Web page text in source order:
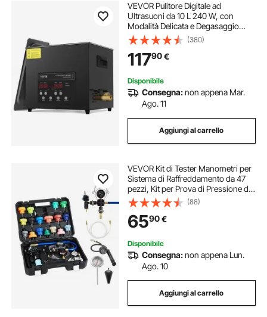
VEVOR Pulitore Digitale ad
Ultrasuoni da 10 L 240 W, con
Modalità Delicata e Degasaggio
Migliorato, Pulitore ad Ultrasuoni
Industriale 40 kHz con Riscaldatore
Timer per Contenitori, Gioielli
(380)
11790€
Disponibile
Consegna:non appena Mar.
Ago. 11
Aggiungi al carrello
VEVOR Kit di Tester Manometri per
Sistema di Raffreddamento da 47
pezzi, Kit per Prova di Pressione del
Radiatore con 3 Adattatori in
Metallo, Misura Universale,
Strumento di Prova per Autoveicoli
(88)
6590€
Disponibile
Consegna:non appena Lun.
Ago. 10
Aggiungi al carrello